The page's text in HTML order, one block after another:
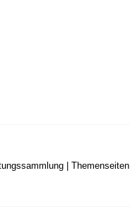
Themenseiten